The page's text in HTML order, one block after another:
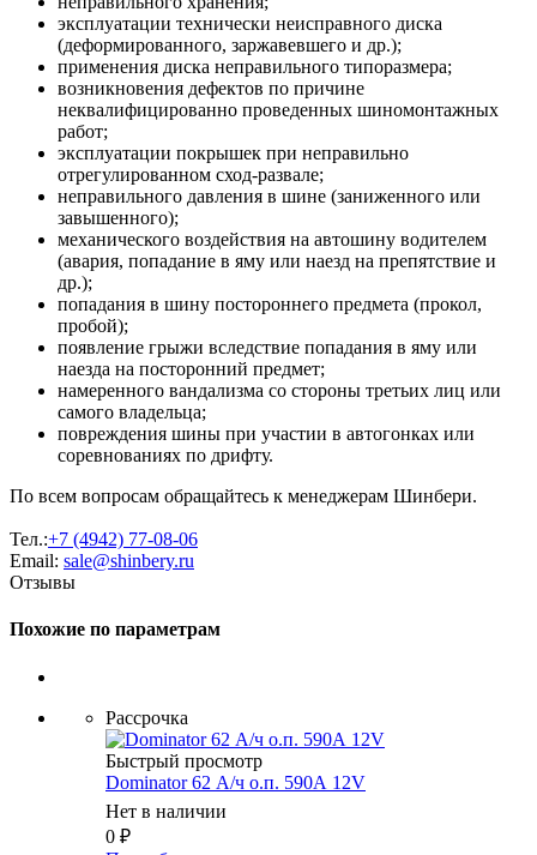
эксплуатации технически неисправного диска
(деформированного, заржавевшего и др.);
применения диска неправильного типоразмера;
возникновения дефектов по причине
неквалифицированно проведенных шиномонтажных
работ;
эксплуатации покрышек при неправильно
отрегулированном сход-развале;
неправильного давления в шине (заниженного или
завышенного);
механического воздействия на автошину водителем
(авария, попадание в яму или наезд на препятствие и
др.);
попадания в шину постороннего предмета (прокол,
пробой);
появление грыжи вследствие попадания в яму или
наезда на посторонний предмет;
намеренного вандализма со стороны третьих лиц или
самого владельца;
повреждения шины при участии в автогонках или
соревнованиях по дрифту.
По всем вопросам обращайтесь к менеджерам Шинбери.
Тел.:+7 (4942) 77-08-06
Email: sale@shinbery.ru
Отзывы
Похожие по параметрам
Рассрочка
Быстрый просмотр
Dominator 62 А/ч о.п. 590А 12V
Нет в наличии
0 ₽